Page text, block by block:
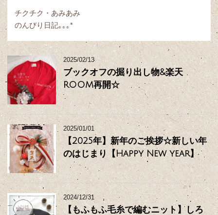
チクチク・あみあみ
のんびり日記｡｡｡*
2025/02/13
ブックオフの掘り出し物&楽天
ROOM再開☆
2025/01/01
【2025年】新年のご挨拶☆新しい年
のはじまり【Happy New year】
2024/12/31
【もふもふ毛糸で編むニット】しろ